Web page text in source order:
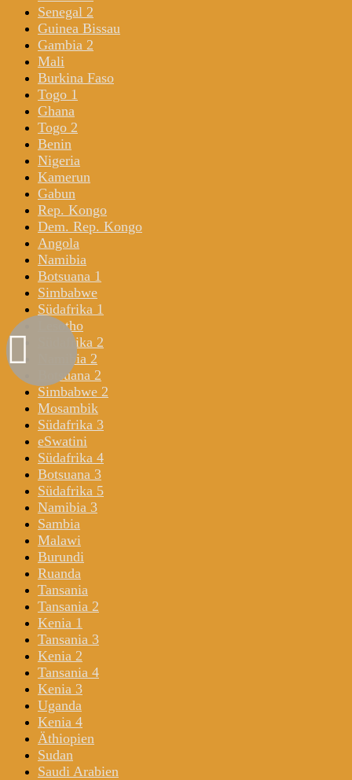
Senegal 2
Guinea Bissau
Gambia 2
Mali
Burkina Faso
Togo 1
Ghana
Togo 2
Benin
Nigeria
Kamerun
Gabun
Rep. Kongo
Dem. Rep. Kongo
Angola
Namibia
Botsuana 1
Simbabwe
Südafrika 1
Lesotho
Südafrika 2
Namibia 2
Botsuana 2
Simbabwe 2
Mosambik
Südafrika 3
eSwatini
Südafrika 4
Botsuana 3
Südafrika 5
Namibia 3
Sambia
Malawi
Burundi
Ruanda
Tansania
Tansania 2
Kenia 1
Tansania 3
Kenia 2
Tansania 4
Kenia 3
Uganda
Kenia 4
Äthiopien
Sudan
Saudi Arabien